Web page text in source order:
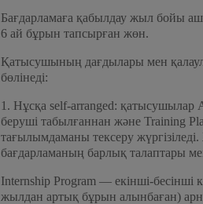
Бағдарламаға қабылдау жыл бойы
6 ай бұрын тапсырған жөн.
Қатысушының дағдылары мен
бөлінеді:
1. Нұсқа self-arranged: қатысушылар
беруші табылғаннан және Training
тағылымдаманы тексеру
бағдарламаның барлық талаптары
Internship Program — екінші-бесінші
жылдан артық бұрын алынбаған)